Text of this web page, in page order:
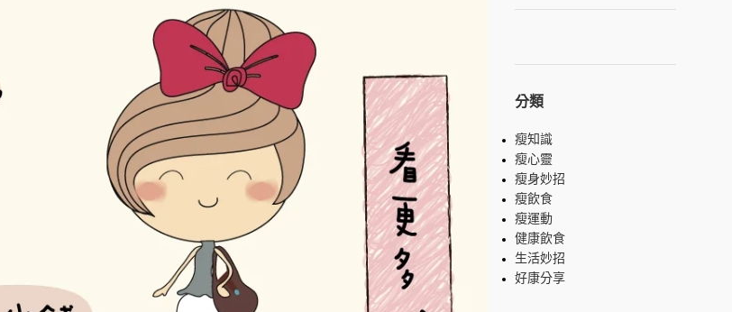
分類
瘦知識
瘦心靈
瘦身妙招
瘦飲食
瘦運動
健康飲食
生活妙招
好康分享